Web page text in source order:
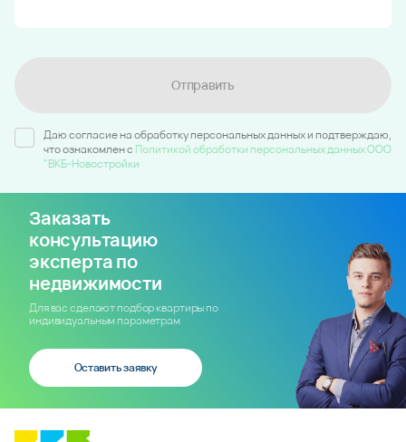
Отправить
Даю согласие на обработку персональных данных и подтверждаю,
что ознакомлен c Политикой обработки персональных данных ООО
"ВКБ-Новостройки
Заказать
консультацию
эксперта по
недвижимости
Для вас сделают подбор квартиры по
индивидуальным параметрам
Оставить заявку